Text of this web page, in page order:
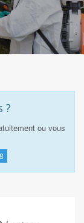
?
ou vous